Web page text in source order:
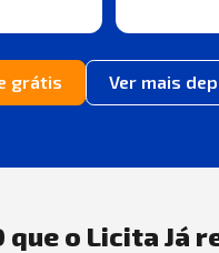
grátis Ver mais
que o Licita Já